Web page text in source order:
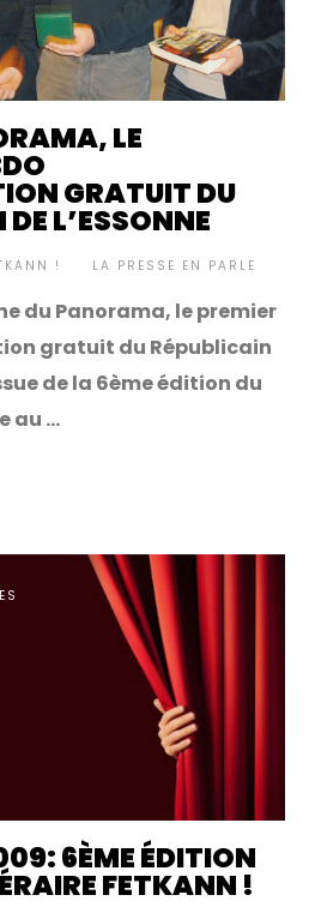
LE
GRATUIT DU
L’ESSONNE
! LA PRESSE EN PARLE
du Panorama, le premier
gratuit du Républicain
de la 6ème édition du
au …
6ÈME ÉDITION
FETKANN !